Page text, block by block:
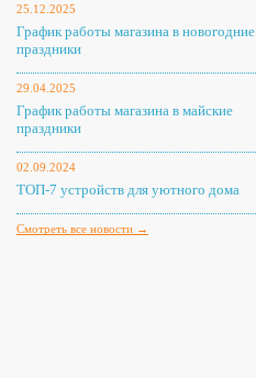
25.12.2025
График работы магазина в новогодние
праздники
29.04.2025
График работы магазина в майские
праздники
02.09.2024
ТОП-7 устройств для уютного дома
Смотреть все новости →